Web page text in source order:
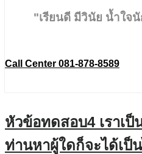
"เรียนดี มีวินัย น้ำใ
Call Center 081-878-8589
หัวข้อทดสอบ4 เราเ
ท่านหาผู้ใดก็จะได้เป็